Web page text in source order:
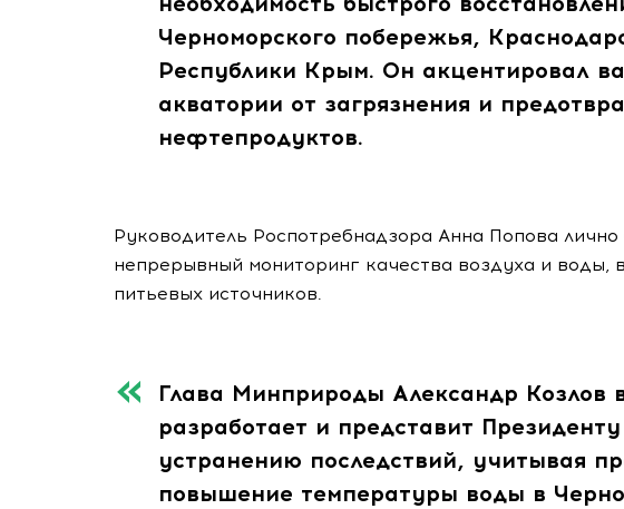
Черноморского побережья,
Республики Крым. Он акцентировал
акватории от загрязнения и
нефтепродуктов.
Руководитель Роспотребнадзора Анна Попова
непрерывный мониторинг качества воздуха и воды,
питьевых источников.
Глава Минприроды Александр Козлов
разработает и представит
устранению последствий, учитывая
повышение температуры воды в